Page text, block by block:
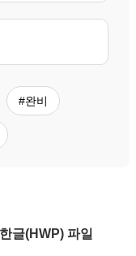
#완비
글(HWP) 파일